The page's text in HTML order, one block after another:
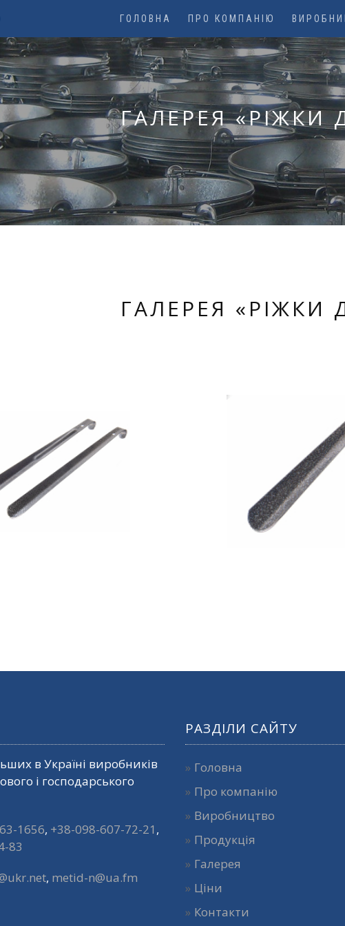
ГОЛОВНА ПРО КОМПАНІЮ
ГАЛЕРЕЯ «РІЖКИ
ГАЛЕРЕЯ «РІЖКИ
в Україні виробників
і господарського
1656, +38-098-607-72-21 ,
83
, metid-n@ua.fm
РАЗДІЛИ САЙТУ
Головна
Про компанію
Виробництво
Продукція
Галерея
Ціни
Контакти